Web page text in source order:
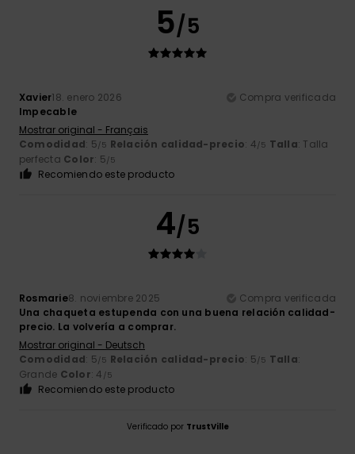
5/5
Xavier18. enero 2026
Compra verificada
Impecable
Mostrar original - Français
Comodidad: 5/5 Relación calidad-precio: 4/5 Talla: Talla
perfecta Color: 5/5
Recomiendo este producto
4/5
Rosmarie8. noviembre 2025
Compra verificada
Una chaqueta estupenda con una buena relación calidad-
precio. La volvería a comprar.
Mostrar original - Deutsch
Comodidad: 5/5 Relación calidad-precio: 5/5 Talla:
Grande Color: 4 /5
Recomiendo este producto
Verificado por TrustVille